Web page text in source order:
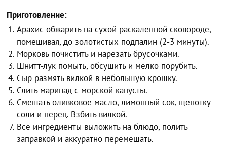
Приготовление:
Арахис обжарить на сухой раскаленной сковороде,
помешивая, до золотистых подпалин (2-3 минуты).
Морковь почистить и нарезать брусочками.
Шнитт-лук помыть, обсушить и мелко порубить.
Сыр размять вилкой в небольшую крошку.
Слить маринад с морской капусты.
Смешать оливковое масло, лимонный сок, щепотку
соли и перец. Взбить вилкой.
Все ингредиенты выложить на блюдо, полить
заправкой и аккуратно перемешать.